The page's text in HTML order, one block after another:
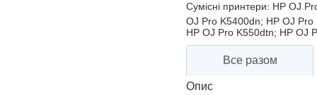
Сумісні принтери: HP OJ
OJ Pro K5400dn; HP OJ
HP OJ Pro K550dtn; HP OJ
Все разом
Опис